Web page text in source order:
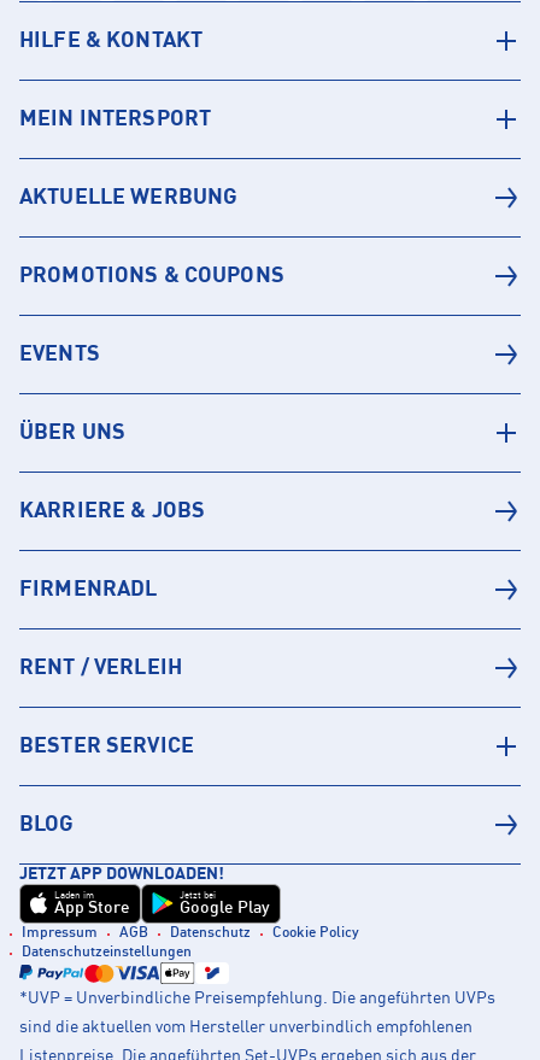
HILFE & KONTAKT
MEIN INTERSPORT
AKTUELLE WERBUNG
PROMOTIONS & COUPONS
EVENTS
ÜBER UNS
KARRIERE & JOBS
FIRMENRADL
RENT / VERLEIH
BESTER SERVICE
BLOG
JETZT APP DOWNLOADEN!
Laden im
App Store
Jetzt bei
Google Play
Impressum AGB Datenschutz
Cookie Policy
Datenschutzeinstellungen
*UVP = Unverbindliche Preisempfehlung. Die angeführten UVPs
sind die aktuellen vom Hersteller unverbindlich empfohlenen
Listenpreise. Die angeführten Set-UVPs ergeben sich aus der